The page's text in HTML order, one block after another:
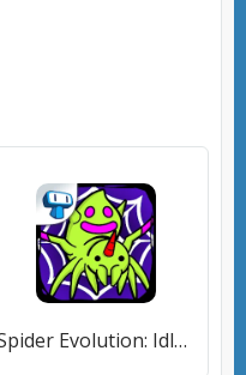
Spider Evolution: Idle Game (Спайдер Эволюшн) [МОД Все открыто] APK Android